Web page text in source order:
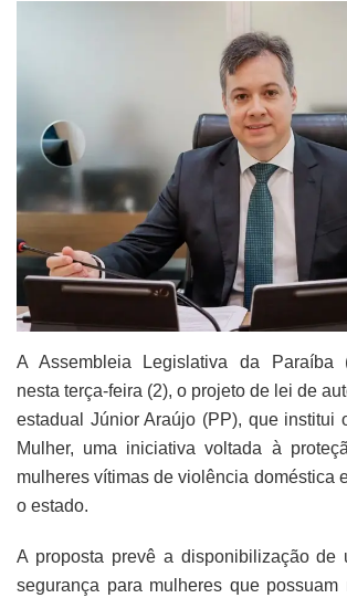
A Assembleia Legislativa da Paraíba
nesta terça-feira (2), o projeto de lei de
estadual Júnior Araújo (PP), que institui
Mulher, uma iniciativa voltada à
mulheres vítimas de violência doméstica
o estado.
A proposta prevê a disponibilização de
segurança para mulheres que possuam